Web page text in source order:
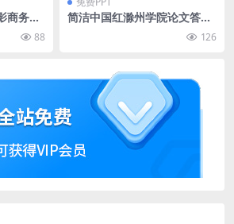
商务汇
88
简洁中国红滁州学院论文答辩
126